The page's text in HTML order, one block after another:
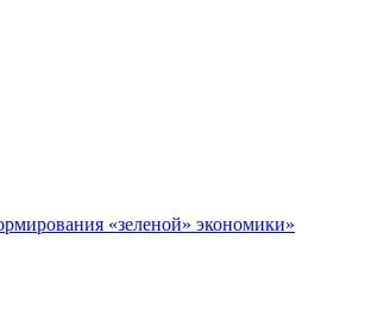
«зеленой» экономики»